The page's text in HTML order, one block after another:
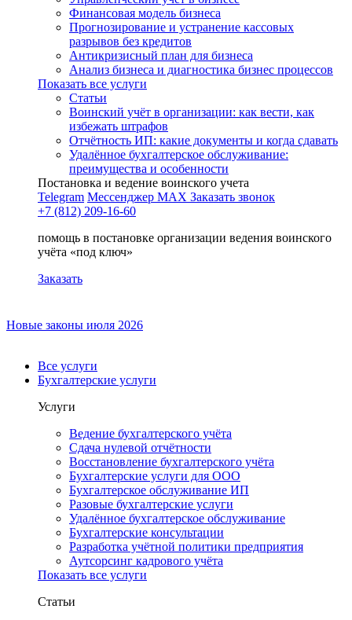
Финансовая модель бизнеса
Прогнозирование и устранение кассовых
разрывов без кредитов
Антикризисный план для бизнеса
Анализ бизнеса и диагностика бизнес процессов
Показать все услуги
Статьи
Воинский учёт в организации: как вести, как
избежать штрафов
Отчётность ИП: какие документы и когда сдавать
Удалённое бухгалтерское обслуживание:
преимущества и особенности
Постановка и ведение воинского учета
Telegram Мессенджер MAX Заказать звонок
+7 (812) 209-16-60
помощь в постановке организации ведения воинского
учёта «под ключ»
Заказать
Новые законы июля 2026
Все услуги
Бухгалтерские услуги
Услуги
Ведение бухгалтерского учёта
Сдача нулевой отчётности
Восстановление бухгалтерского учёта
Бухгалтерские услуги для ООО
Бухгалтерское обслуживание ИП
Разовые бухгалтерские услуги
Удалённое бухгалтерское обслуживание
Бухгалтерские консультации
Разработка учётной политики предприятия
Аутсорсинг кадрового учёта
Показать все услуги
Статьи